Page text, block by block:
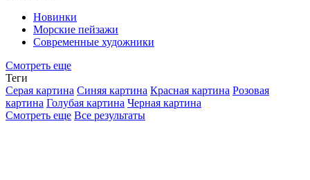
Новинки
Морские пейзажи
Современные художники
Смотреть еще
Теги
Серая картина Синяя картина Красная картина Розовая
картина Голубая картина Черная картина
Смотреть еще Все результаты